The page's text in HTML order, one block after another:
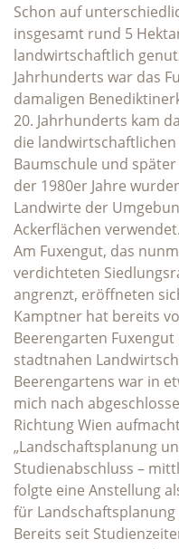
Schon auf
insgesamt rund 5
landwirtschaftlich
Jahrhunderts war das
damaligen
20. Jahrhunderts kam
die
Baumschule und
der 1980er Jahre
Landwirte der
Ackerflächen verwendet.
Am Fuxengut, das
verdichteten
angrenzt, eröffneten
Kamptner hat bereits
Beerengarten
stadtnahen
Beerengartens war in
mich nach
Richtung Wien
„Landschaftsplanung
Studienabschluss –
folgte eine Anstellung
für
Bereits seit